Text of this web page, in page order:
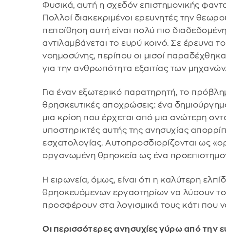
Φυσικά, αυτή η σχεδόν επιστημονικής
Πολλοί διακεκριμένοι ερευνητές την
πεποίθηση αυτή είναι πολύ πιο
αντιλαμβάνεται το ευρύ κοινό. Σε έρευνα
νοημοσύνης, περίπου οι μισοί
για την ανθρωπότητα εξαιτίας των μηχανών.
Για έναν εξωτερικό παρατηρητή, το
θρησκευτικές αποχρώσεις: ένα
μια κρίση που έρχεται από μια ανώτερη
υποστηρικτές αυτής της ανησυχίας
εσχατολογίας. Αυτοπροσδιορίζονται ως
οργανωμένη θρησκεία ως ένα
Η ειρωνεία, όμως, είναι ότι η καλύτερη
θρησκευόμενων εργαστηρίων να λύσουν
προσφέρουν στα λογισμικά τους κάτι που
Οι περισσότερες ανησυχίες γύρω από την